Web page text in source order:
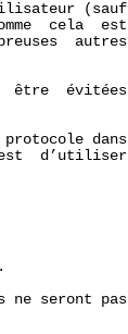
(sauf
cela  est
autres
être  évitées
protocole dans
est  d’utiliser
ne seront pas